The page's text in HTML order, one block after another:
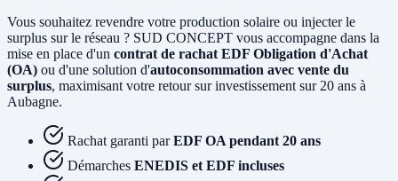
Vous souhaitez revendre votre production solaire ou injecter le
surplus sur le réseau ? SUD CONCEPT vous accompagne dans la
mise en place d'un contrat de rachat EDF Obligation d'Achat
(OA) ou d'une solution d'autoconsommation avec vente du
surplus, maximisant votre retour sur investissement sur 20 ans à
Aubagne.
Rachat garanti parEDF OA pendant 20 ans
Démarches ENEDIS et EDF incluses